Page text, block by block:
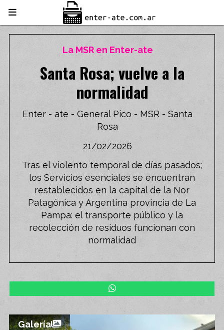
Santa Rosa; vuelve a la
normalidad
Tras el violento temporal de días pasados;
los Servicios esenciales se encuentran
restablecidos en la capital de la Nor
Patagónica y Argentina provincia de La
Pampa: el transporte público y la
recolección de residuos funcionan con
normalidad
La MSR en Enter-ate
21/02/2026
Enter - ate - General Pico - MSR - Santa
Rosa
Galería